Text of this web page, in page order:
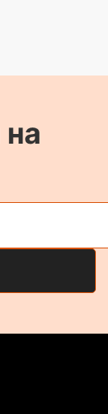
на